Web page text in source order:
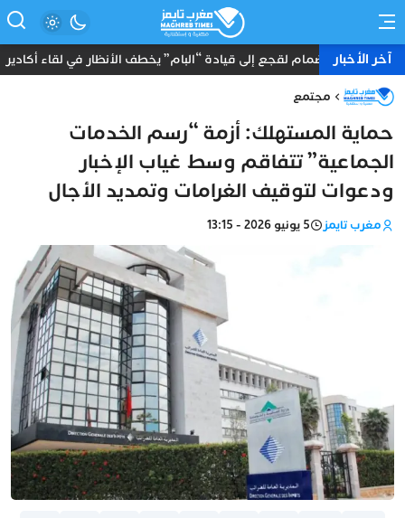
آخر الأخبارانضمام لقجع إلى قيادة “البام” يخطف الأنظار في لقاء أكادير
مجتمع
حماية المستهلك: أزمة “رسم الخدمات
الجماعية” تتفاقم وسط غياب الإخبار
ودعوات لتوقيف الغرامات وتمديد الأجال
مغرب تايمز 5 يونيو 2026 - 13:15